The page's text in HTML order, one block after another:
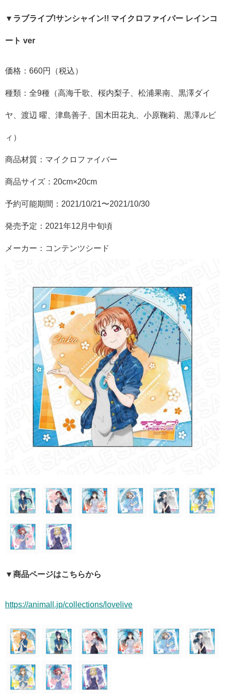
▼ラブライブ!サンシャイン!! マイクロファイバー レインコ
ート ver
価格：660円（税込）
種類：全9種（高海千歌、桜内梨子、松浦果南、黒澤ダイ
ヤ、渡辺 曜、津島善子、国木田花丸、小原鞠莉、黒澤ルビ
ィ ）
商品材質：マイクロファイバー
商品サイズ：20cm×20cm
予約可能期間：2021/10/21〜2021/10/30
発売予定：2021年12月中旬頃
メーカー：コンテンツシード
▼商品ページはこちらから
https://animall.jp/collections/lovelive